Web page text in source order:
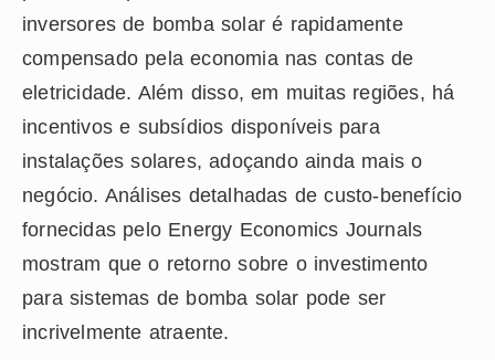
inversores de bomba solar é rapidamente
compensado pela economia nas contas de
eletricidade. Além disso, em muitas regiões, há
incentivos e subsídios disponíveis para
instalações solares, adoçando ainda mais o
negócio. Análises detalhadas de custo-benefício
fornecidas pelo Energy Economics Journals
mostram que o retorno sobre o investimento
para sistemas de bomba solar pode ser
incrivelmente atraente.